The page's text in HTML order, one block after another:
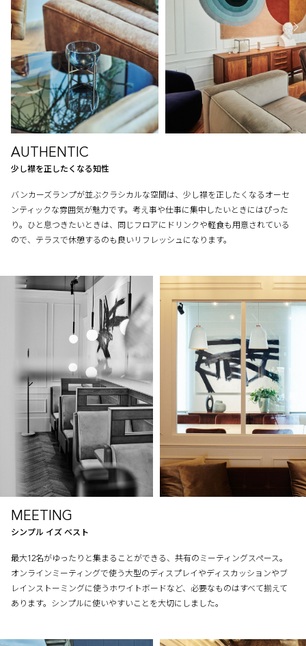
AUTHENTIC
少し襟を正したくなる知性
バンカーズランプが並ぶクラシカルな空間は、少し襟を正したくなるオーセ
ンティックな雰囲気が魅力です。考え事や仕事に集中したいときにはぴった
り。ひと息つきたいときは、同じフロアにドリンクや軽食も用意されている
ので、テラスで休憩するのも良いリフレッシュになります。
MEETING
シンプル イズ ベスト
最大12名がゆったりと集まることができる、共有のミーティングスペース。
オンラインミーティングで使う大型のディスプレイやディスカッションやブ
レインストーミングに使うホワイトボードなど、必要なものはすべて揃えて
あります。シンプルに使いやすいことを大切にしました。